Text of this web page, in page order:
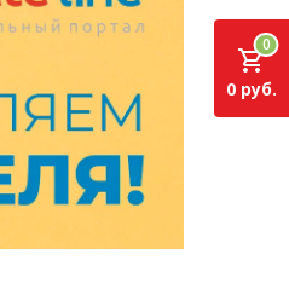
0
0 руб.